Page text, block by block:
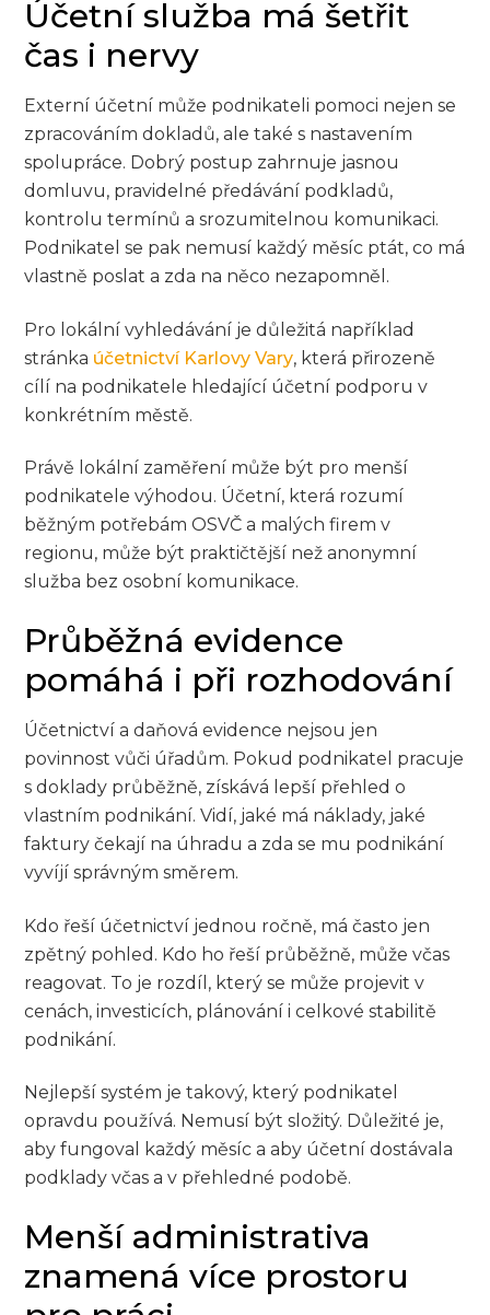
Účetní služba má šetřit
čas i nervy
Externí účetní může podnikateli pomoci nejen se
zpracováním dokladů, ale také s nastavením
spolupráce. Dobrý postup zahrnuje jasnou
domluvu, pravidelné předávání podkladů,
kontrolu termínů a srozumitelnou komunikaci.
Podnikatel se pak nemusí každý měsíc ptát, co má
vlastně poslat a zda na něco nezapomněl.
Pro lokální vyhledávání je důležitá například
stránka účetnictví Karlovy Vary, která přirozeně
cílí na podnikatele hledající účetní podporu v
konkrétním městě.
Právě lokální zaměření může být pro menší
podnikatele výhodou. Účetní, která rozumí
běžným potřebám OSVČ a malých firem v
regionu, může být praktičtější než anonymní
služba bez osobní komunikace.
Průběžná evidence
pomáhá i při rozhodování
Účetnictví a daňová evidence nejsou jen
povinnost vůči úřadům. Pokud podnikatel pracuje
s doklady průběžně, získává lepší přehled o
vlastním podnikání. Vidí, jaké má náklady, jaké
faktury čekají na úhradu a zda se mu podnikání
vyvíjí správným směrem.
Kdo řeší účetnictví jednou ročně, má často jen
zpětný pohled. Kdo ho řeší průběžně, může včas
reagovat. To je rozdíl, který se může projevit v
cenách, investicích, plánování i celkové stabilitě
podnikání.
Nejlepší systém je takový, který podnikatel
opravdu používá. Nemusí být složitý. Důležité je,
aby fungoval každý měsíc a aby účetní dostávala
podklady včas a v přehledné podobě.
Menší administrativa
znamená více prostoru